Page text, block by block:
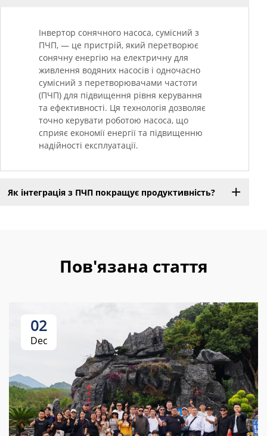
Інвертор сонячного насоса, сумісний з
ПЧП, — це пристрій, який перетворює
сонячну енергію на електричну для
живлення водяних насосів і одночасно
сумісний з перетворювачами частоти
(ПЧП) для підвищення рівня керування
та ефективності. Ця технологія дозволяє
точно керувати роботою насоса, що
сприяє економії енергії та підвищенню
надійності експлуатації.
Як інтеграція з ПЧП покращує продуктивність?
Пов'язана стаття
02
Dec